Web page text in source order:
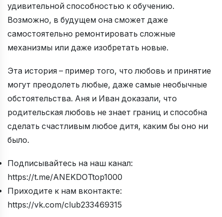
удивительной способностью к обучению.
Возможно, в будущем она сможет даже
самостоятельно ремонтировать сложные
механизмы или даже изобретать новые.
Эта история – пример того, что любовь и принятие
могут преодолеть любые, даже самые необычные
обстоятельства. Аня и Иван доказали, что
родительская любовь не знает границ и способна
сделать счастливым любое дитя, каким бы оно ни
было.
Подписывайтесь на наш канал:
https://t.me/ANEKDOTtop1000
Приходите к нам вконтакте:
https://vk.com/club233469315